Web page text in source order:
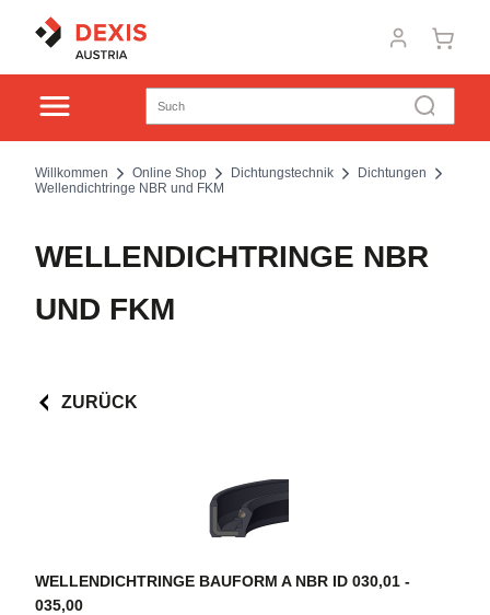
Willkommen Online Shop Dichtungstechnik
Dichtungen
Wellendichtringe NBR und FKM
WELLENDICHTRINGE NBR
UND FKM
ZURÜCK
WELLENDICHTRINGE BAUFORM A NBR ID 030,01 -
035,00